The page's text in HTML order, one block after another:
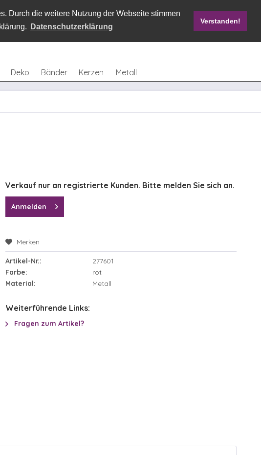
Durch die weitere Nutzung der Webseite stimmen
Datenschutzerklärung
Verstanden!
0,00 € *
Deko Bänder Kerzen Metall
Verkauf nur an registrierte Kunden. Bitte melden Sie sich an.
Anmelden
Merken
Artikel-Nr.:
277601
Farbe:
rot
Material:
Metall
Weiterführende Links:
Fragen zum Artikel?